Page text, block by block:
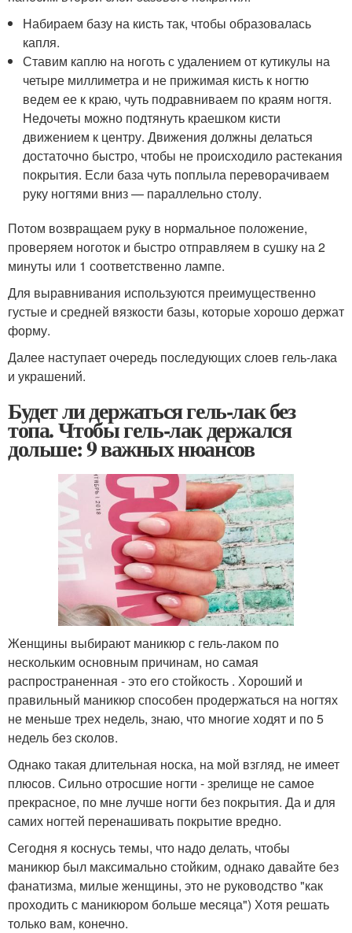
Набираем базу на кисть так, чтобы образовалась
капля.
Ставим каплю на ноготь с удалением от кутикулы на
четыре миллиметра и не прижимая кисть к ногтю
ведем ее к краю, чуть подравниваем по краям ногтя.
Недочеты можно подтянуть краешком кисти
движением к центру. Движения должны делаться
достаточно быстро, чтобы не происходило растекания
покрытия. Если база чуть поплыла переворачиваем
руку ногтями вниз — параллельно столу.
Потом возвращаем руку в нормальное положение,
проверяем ноготок и быстро отправляем в сушку на 2
минуты или 1 соответственно лампе.
Для выравнивания используются преимущественно
густые и средней вязкости базы, которые хорошо держат
форму.
Далее наступает очередь последующих слоев гель-лака
и украшений.
Будет ли держаться гель-лак без
топа. Чтобы гель-лак держался
дольше: 9 важных нюансов
Женщины выбирают маникюр с гель-лаком по
нескольким основным причинам, но самая
распространенная - это его стойкость . Хороший и
правильный маникюр способен продержаться на ногтях
не меньше трех недель, знаю, что многие ходят и по 5
недель без сколов.
Однако такая длительная носка, на мой взгляд, не имеет
плюсов. Сильно отросшие ногти - зрелище не самое
прекрасное, по мне лучше ногти без покрытия. Да и для
самих ногтей перенашивать покрытие вредно.
Сегодня я коснусь темы, что надо делать, чтобы
маникюр был максимально стойким, однако давайте без
фанатизма, милые женщины, это не руководство "как
проходить с маникюром больше месяца") Хотя решать
только вам, конечно.